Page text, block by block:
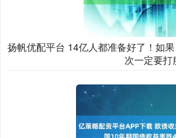
扬帆优配平台 14亿人都准备好了！如
次一定要打